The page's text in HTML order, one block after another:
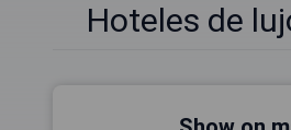
Hoteles de